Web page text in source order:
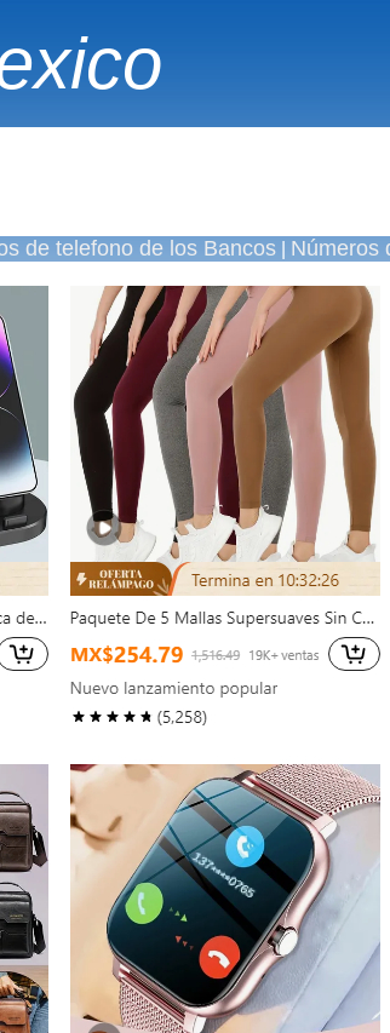
de telefono de los Bancos| Números